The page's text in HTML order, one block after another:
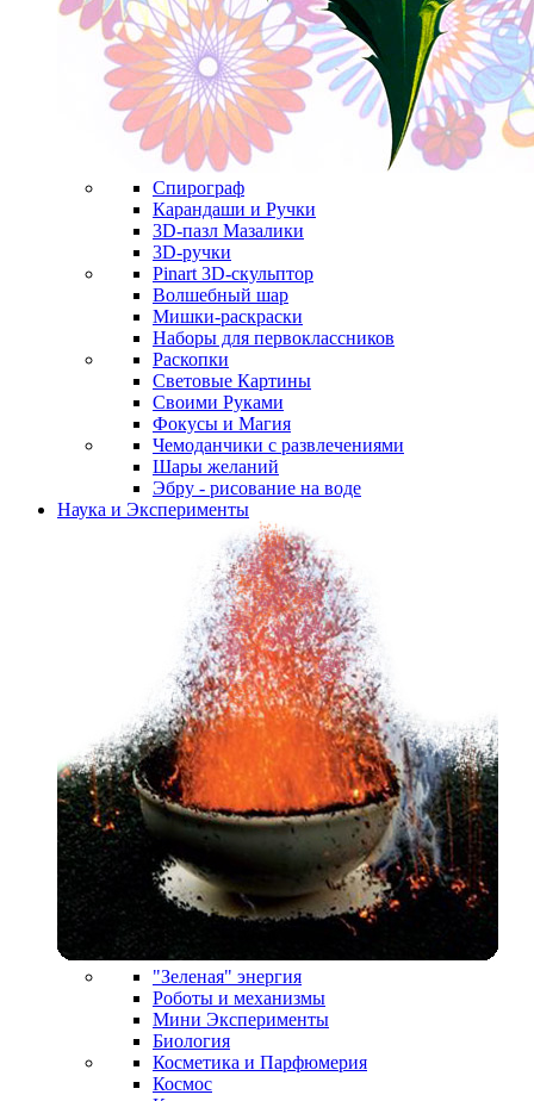
Спирограф
Карандаши и Ручки
3D-пазл Мазалики
3D-ручки
Pinart 3D-скульптор
Волшебный шар
Мишки-раскраски
Наборы для первоклассников
Раскопки
Световые Картины
Своими Руками
Фокусы и Магия
Чемоданчики с развлечениями
Шары желаний
Эбру - рисование на воде
Наука и Эксперименты
"Зеленая" энергия
Роботы и механизмы
Мини Эксперименты
Биология
Косметика и Парфюмерия
Космос